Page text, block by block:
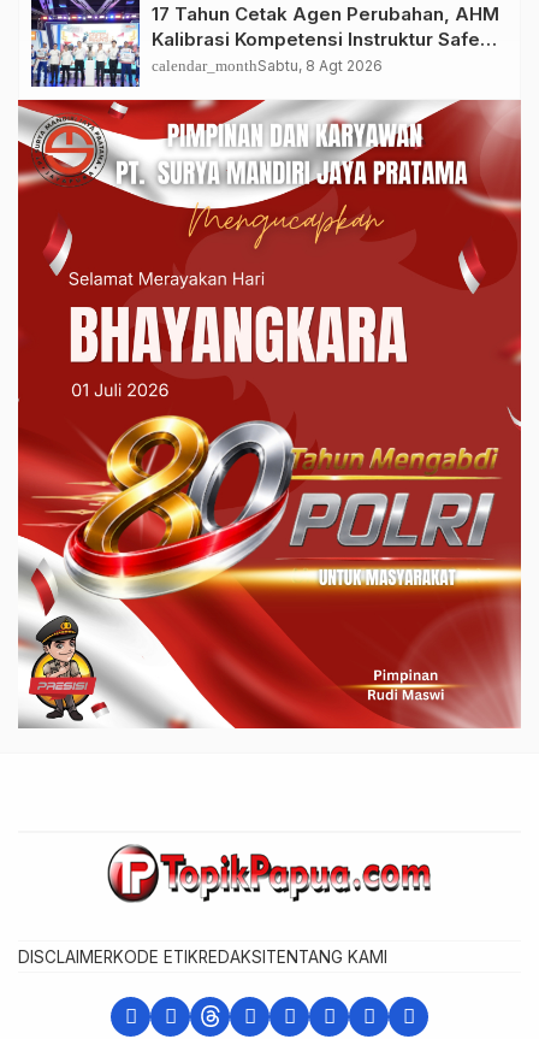
17 Tahun Cetak Agen Perubahan, AHM
Kalibrasi Kompetensi Instruktur Safety
Riding Terbaik se-Indonesia
calendar_monthSabtu, 8 Agt 2026
DISCLAIMERKODE ETIKREDAKSITENTANG KAMI